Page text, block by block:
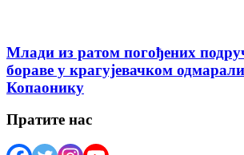
Млади из ратом погођених
бораве у крагујевачком
Копаонику
Пратите нас